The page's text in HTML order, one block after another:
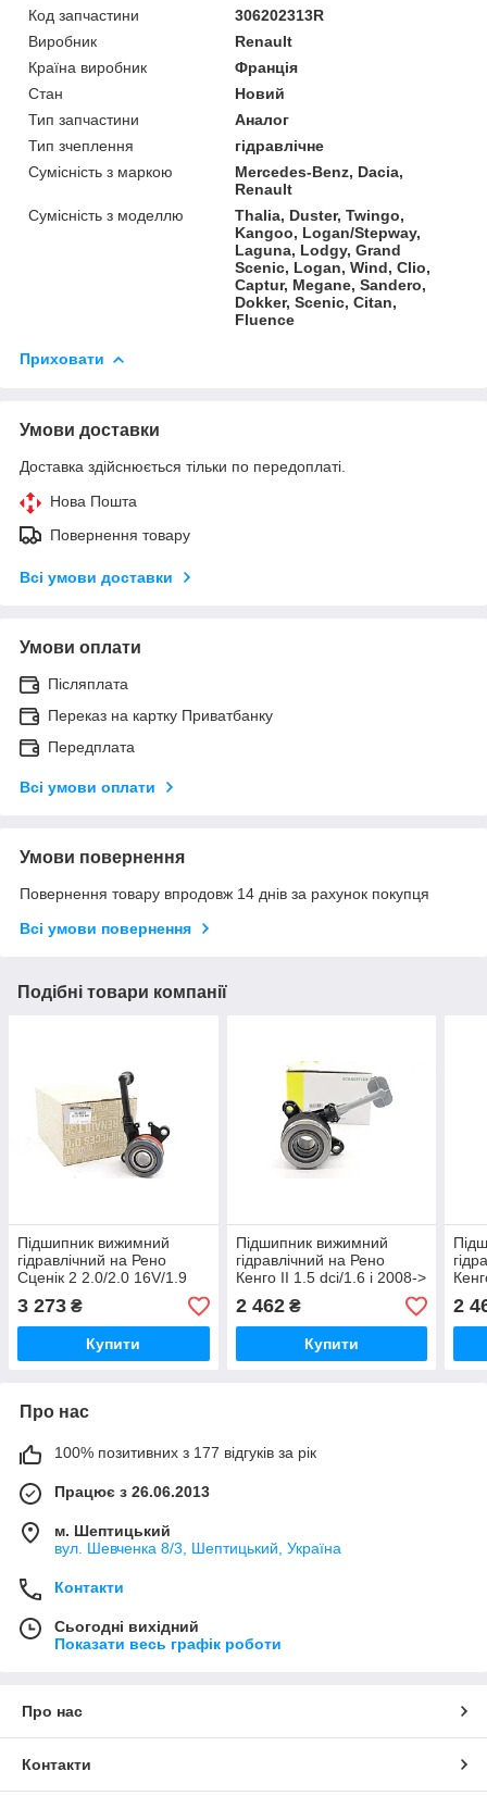
Код запчастини
306202313R
Виробник
Renault
Країна виробник
Франція
Стан
Новий
Тип запчастини
Аналог
Тип зчеплення
гідравлічне
Сумісність з маркою
Mercedes-Benz, Dacia,
Renault
Сумісність з моделлю
Thalia, Duster, Twingo,
Kangoo, Logan/Stepway,
Laguna, Lodgy, Grand
Scenic, Logan, Wind, Clio,
Captur, Megane, Sandero,
Dokker, Scenic, Citan,
Fluence
Приховати
Умови доставки
Доставка здійснюється тільки по передоплаті.
Нова Пошта
Повернення товару
Всі умови доставки
Умови оплати
Післяплата
Переказ на картку Приватбанку
Передплата
Всі умови оплати
Умови повернення
Повернення товару впродовж 14 днів за рахунок покупця
Всі умови повернення
Подібні товари компанії
Підшипник вижимний
гідравлічний на Рено
Сценік 2 2.0/2.0 16V/1.9
dCi 2002-
>RENAULT(Франція)
306202864R
3 273 ₴
Купити
Підшипник вижимний
гідравлічний на Рено
Кенго II 1.5 dci/1.6 i 2008->
(d=12.2) LuK (Німеччина)
510009010
2 462₴
Купити
2
Про нас
100% позитивних з 177 відгуків за рік
Працює з 26.06.2013
м. Шептицький
вул. Шевченка 8/3, Шептицький, Україна
Контакти
Сьогодні вихідний
Показати весь графік роботи
Про нас
Контакти